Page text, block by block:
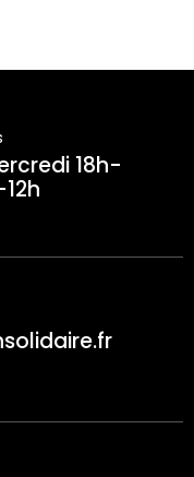
18h-